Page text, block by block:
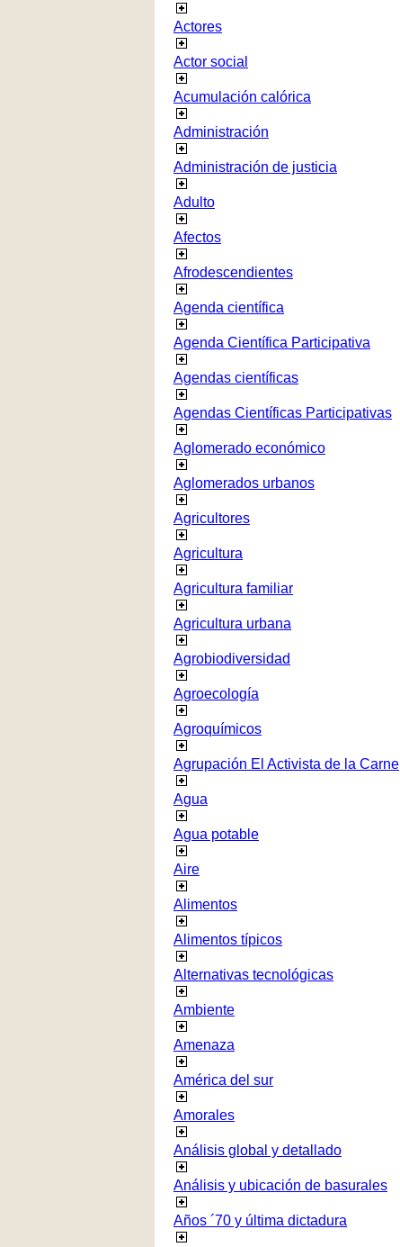
Actores
Actor social
Acumulación calórica
Administración
Administración de justicia
Adulto
Afectos
Afrodescendientes
Agenda científica
Agenda Científica Participativa
Agendas científicas
Agendas Científicas Participativas
Aglomerado económico
Aglomerados urbanos
Agricultores
Agricultura
Agricultura familiar
Agricultura urbana
Agrobiodiversidad
Agroecología
Agroquímicos
Agrupación El Activista de la Carne
Agua
Agua potable
Aire
Alimentos
Alimentos típicos
Alternativas tecnológicas
Ambiente
Amenaza
América del sur
Amorales
Análisis global y detallado
Análisis y ubicación de basurales
Años ´70 y última dictadura